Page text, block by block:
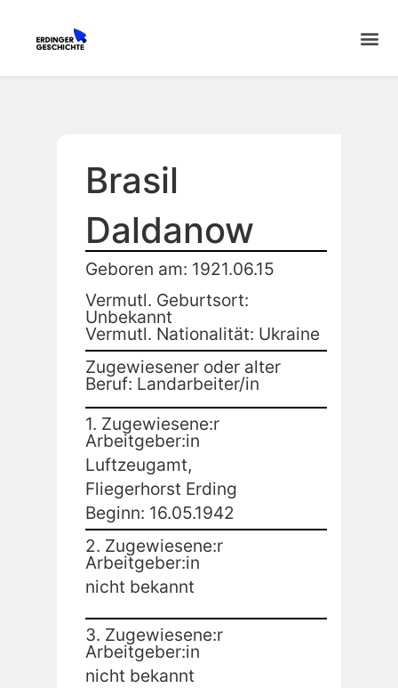
Brasil
Daldanow
Geboren am: 1921.06.15
Vermutl. Geburtsort:
Unbekannt
Vermutl. Nationalität: Ukraine
Zugewiesener oder alter
Beruf: Landarbeiter/in
1. Zugewiesene:r
Arbeitgeber:in
Luftzeugamt,
Fliegerhorst Erding
Beginn: 16.05.1942
2. Zugewiesene:r
Arbeitgeber:in
nicht bekannt
3. Zugewiesene:r
Arbeitgeber:in
nicht bekannt